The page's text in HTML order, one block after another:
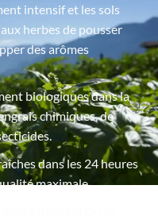
intensif et les sols
herbes de pousser
des arômes
biologiques dans la
chimiques, de
dans les 24 heures
maximale.